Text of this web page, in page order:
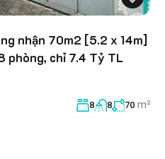
nhận 70m2 [5.2 x 14m]
phòng, chỉ 7.4 Tỷ TL
8 8 70 m²